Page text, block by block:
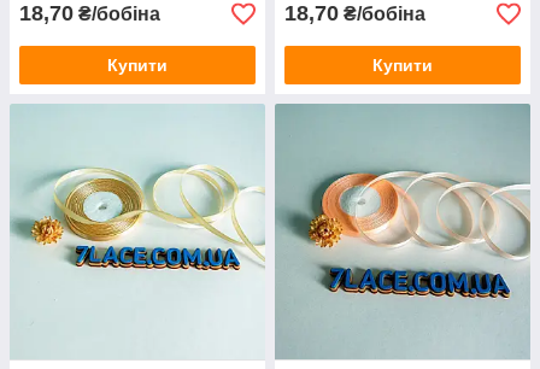
18,70 ₴/бобіна
Купити
18,70 ₴/бобіна
Купити